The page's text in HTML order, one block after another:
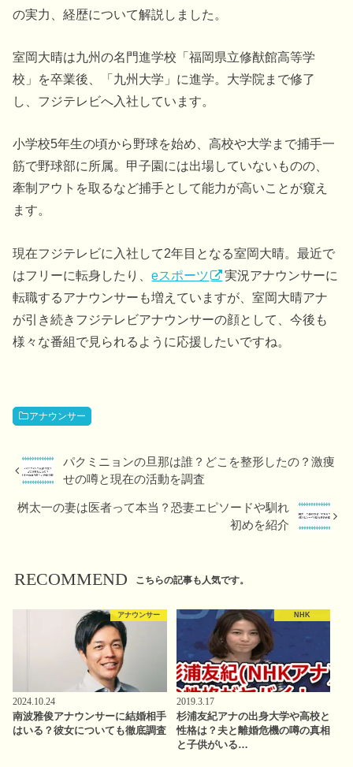
の実力、経歴について解説しました。
室岡大晴は九州の名門進学校「福岡県立修猷館高等学
校」を卒業後、「九州大学」に進学。大学院まで修了
し、フジテレビへ入社しています。
小学校5年生の頃から野球を始め、高校や大学まで捕手一
筋で野球部に所属。甲子園には出場していないものの、
牽制アウトを取るなど捕手として能力が高いことが窺え
ます。
現在フジテレビに入社して2年目となる室岡大晴。最近で
はフリーに転身したり、eスポーツ
実況アナウンサーに
転職するアナウンサーも増えていますが、室岡大晴アナ
が引き続きフジテレビアナウンサーの顔として、今後も
様々な番組で見られるように応援したいですね。
アナウンサー
パクミニョンの旦那は誰？どこを整形したの？激痩
せの噂と現在の活動を調査
桝太一の妻は医者って本当？恐妻エピソードや馴れ
初めを紹介
RECOMMEND こちらの記事も人気です。
アナウンサー
2024.10.24
南波雅俊アナウンサーに結婚相手
はいる？彼女についても徹底調査
NHK
2019.3.17
杉浦友紀アナの出身大学や高校と
性格は？夫と離婚危機の噂の真相
と子供がいる…